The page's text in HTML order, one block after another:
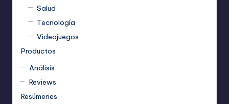
Salud
Tecnología
Videojuegos
Productos
Análisis
Reviews
Resúmenes